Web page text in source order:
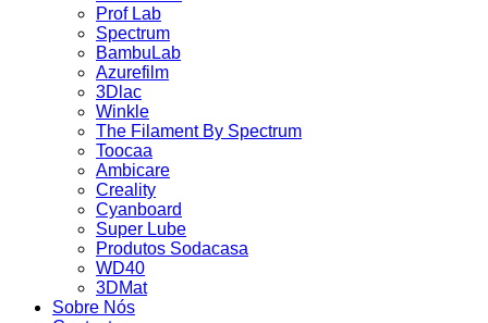
Prof Lab
Spectrum
BambuLab
Azurefilm
3Dlac
Winkle
The Filament By Spectrum
Toocaa
Ambicare
Creality
Cyanboard
Super Lube
Produtos Sodacasa
WD40
3DMat
Sobre Nós